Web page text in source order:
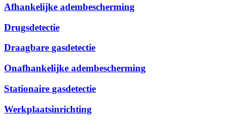
Afhankelijke adembescherming
Drugsdetectie
Draagbare gasdetectie
Onafhankelijke adembescherming
Stationaire gasdetectie
Werkplaatsinrichting